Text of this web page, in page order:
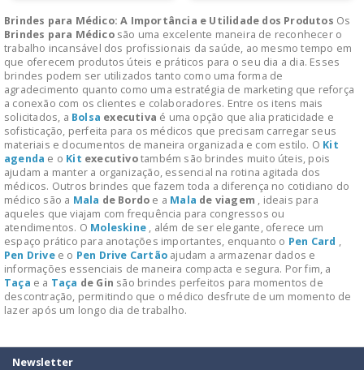
Brindes para Médico: A Importância e Utilidade dos Produtos Os
Brindes para Médico são uma excelente maneira de reconhecer o
trabalho incansável dos profissionais da saúde, ao mesmo tempo em
que oferecem produtos úteis e práticos para o seu dia a dia. Esses
brindes podem ser utilizados tanto como uma forma de
agradecimento quanto como uma estratégia de marketing que reforça
a conexão com os clientes e colaboradores. Entre os itens mais
solicitados, a Bolsa executiva é uma opção que alia praticidade e
sofisticação, perfeita para os médicos que precisam carregar seus
materiais e documentos de maneira organizada e com estilo. O Kit
agenda e o Kit executivotambém são brindes muito úteis, pois
ajudam a manter a organização, essencial na rotina agitada dos
médicos. Outros brindes que fazem toda a diferença no cotidiano do
médico são a Mala de Bordo e a Mala de viagem , ideais para
aqueles que viajam com frequência para congressos ou
atendimentos. O Moleskine , além de ser elegante, oferece um
espaço prático para anotações importantes, enquanto o Pen Card ,
Pen Drive e o Pen Drive Cartão ajudam a armazenar dados e
informações essenciais de maneira compacta e segura. Por fim, a
Taça e a Taça de Gin são brindes perfeitos para momentos de
descontração, permitindo que o médico desfrute de um momento de
lazer após um longo dia de trabalho.
Newsletter